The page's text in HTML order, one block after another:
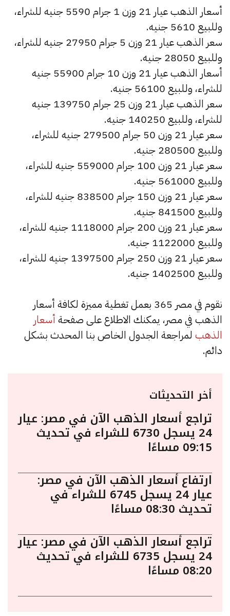
أسعار الذهب عيار 21 وزن 1 جرام 5590 جنيه للشراء،
وللبيع 5610 جنيه.
سعر الذهب عيار 21 وزن 5 جرام 27950 جنيه للشراء،
وللبيع 28050 جنيه.
أسعار الذهب عيار 21 وزن 10 جرام 55900 جنيه
للشراء، وللبيع 56100 جنيه.
سعر الذهب عيار 21 وزن 25 جرام 139750 جنيه
للشراء، وللبيع 140250 جنيه.
سعر عيار 21 وزن 50 جرام 279500 جنيه للشراء،
وللبيع 280500 جنيه.
سعر عيار 21 وزن 100 جرام 559000 جنيه للشراء،
وللبيع 561000 جنيه.
سعر عيار 21 وزن 150 جرام 838500 جنيه للشراء،
وللبيع 841500 جنيه.
سعر عيار 21 وزن 200 جرام 1118000 جنيه للشراء،
وللبيع 1122000 جنيه.
سعر عيار 21 وزن 250 جرام 1397500 جنيه للشراء،
وللبيع 1402500 جنيه.
نقوم في مصر 365 بعمل تغطية مميزة لكافة أسعار
الذهب في مصر، يمكنك الاطلاع على صفحة أسعار
الذهب لمراجعة الجدول الخاص بنا المحدث بشكل
دائم.
أخر التحديثات
تراجع أسعار الذهب الآن في مصر: عيار
24 يسجل 6730 للشراء في تحديث
09:15 مساءًا
ارتفاع أسعار الذهب الآن في مصر:
عيار 24 يسجل 6745 للشراء في
تحديث 08:30 مساءًا
تراجع أسعار الذهب الآن في مصر: عيار
24 يسجل 6735 للشراء في تحديث
08:20 مساءًا